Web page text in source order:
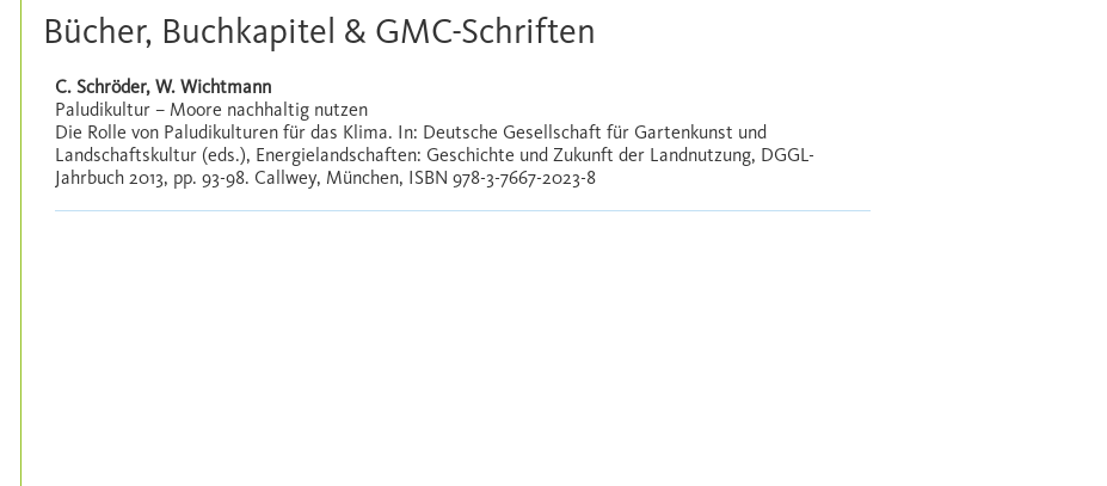
Bücher, Buchkapitel & GMC-Schriften
C. Schröder, W. Wichtmann
Paludikultur – Moore nachhaltig nutzen
Die Rolle von Paludikulturen für das Klima. In: Deutsche Gesellschaft für Gartenkunst und
Landschaftskultur (eds.), Energielandschaften: Geschichte und Zukunft der Landnutzung, DGGL-
Jahrbuch 2013, pp. 93-98. Callwey, München, ISBN 978-3-7667-2023-8